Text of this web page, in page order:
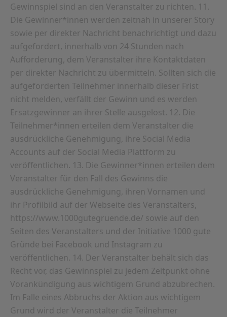
Gewinnspiel sind an den Veranstalter zu richten. 11.
Die Gewinner*innen werden zeitnah in unserer Story
sowie per direkter Nachricht benachrichtigt und dazu
aufgefordert, innerhalb von 24 Stunden nach
Aufforderung, dem Veranstalter ihre Kontaktdaten
per direkter Nachricht zu übermitteln. Sollten sich die
aufgeforderten Teilnehmer innerhalb dieser Frist
nicht melden, verfällt der Gewinn und es werden
Ersatzgewinner an ihrer Stelle ausgelost. 12. Die
Teilnehmer*innen erteilen dem Veranstalter die
ausdrückliche Genehmigung, ihre Social Media
Accounts auf der Social Media Plattform zu
veröffentlichen. 13. Die Gewinner*innen erteilen dem
Veranstalter für den Fall des Gewinns die
ausdrückliche Genehmigung, ihren Vornamen und
ihr Profilbild auf der Webseite des Veranstalters,
https://www.1000gutegruende.de/ sowie auf den
Seiten des Veranstalters und der Initiative 1000 gute
Gründe bei Facebook und Instagram zu
veröffentlichen. 14. Der Veranstalter behält sich das
Recht vor, das Gewinnspiel zu jedem Zeitpunkt ohne
Vorankündigung aus wichtigem Grund abzubrechen.
Im Falle eines Abbruchs der Aktion aus wichtigem
Grund wird der Veranstalter die Teilnehmer